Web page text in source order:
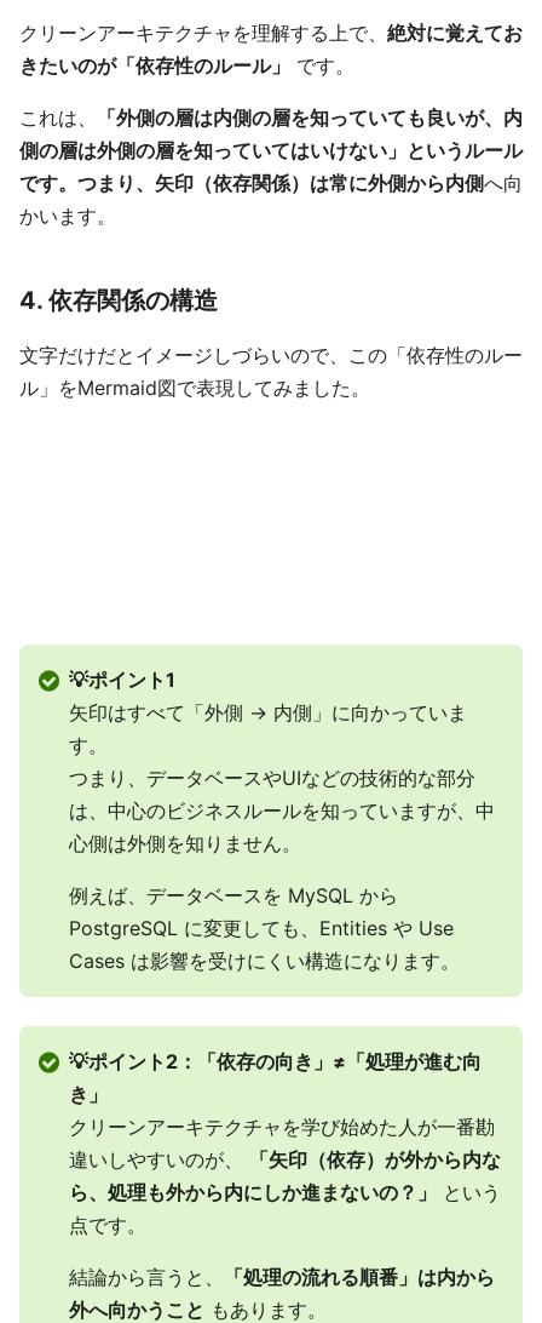
クリーンアーキテクチャを理解する上で、 絶対に覚えてお
きたいのが「依存性のルール」
です。
これは、
「外側の層は内側の層を知っていても良いが、内
側の層は外側の層を知っていてはいけない」というルール
です。つまり、矢印（依存関係）は常に外側から内側へ向
かいます。
4. 依存関係の構造
文字だけだとイメージしづらいので、この「依存性のルー
ル」をMermaid図で表現してみました。
💡ポイント1
矢印はすべて「外側 → 内側」に向かっていま
す。
つまり、データベースやUIなどの技術的な部分
は、中心のビジネスルールを知っていますが、中
心側は外側を知りません。
例えば、データベースを MySQL から
PostgreSQL に変更しても、Entities や Use
Cases は影響を受けにくい構造になります。
💡ポイント2：「依存の向き」≠「処理が進む向
き」
クリーンアーキテクチャを学び始めた人が一番勘
違いしやすいのが、
「矢印（依存）が外から内な
ら、処理も外から内にしか進まないの？」
という
点です。
結論から言うと、
「処理の流れる順番」は内から
外へ向かうこと もあります。